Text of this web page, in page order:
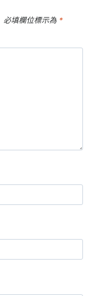
必填欄位標示為 *